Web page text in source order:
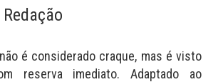
é considerado craque, mas é visto
reserva imediato. Adaptado ao